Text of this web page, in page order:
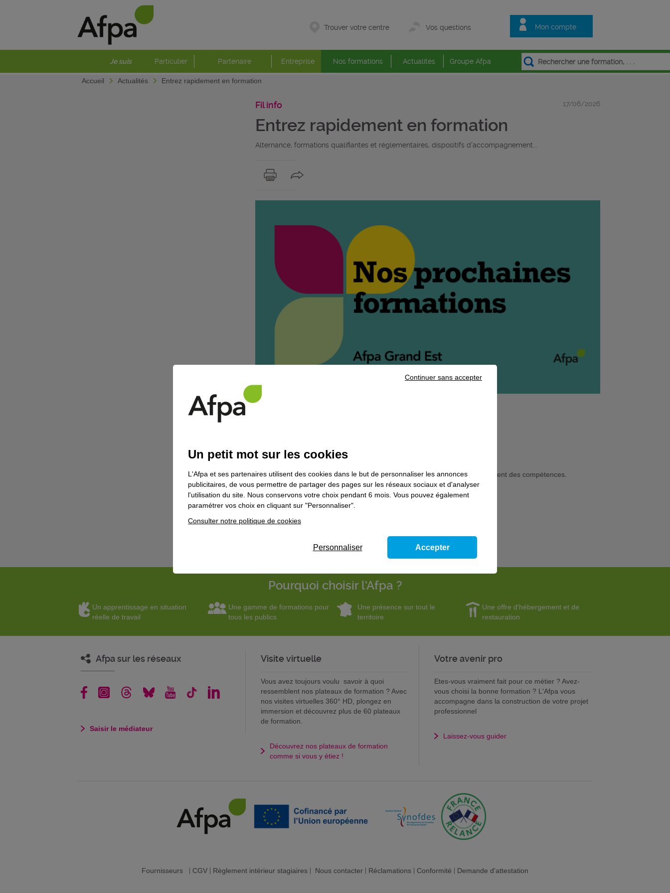
Mon compte
Trouver votre centre Vos questions
Je suis Particulier Partenaire Entreprise Nos formations Actualités Groupe Afpa
Accueil Actualités Entrez rapidement en formation
Fil info 17/06/2026
Entrez rapidement en formation
Alternance, formations qualifiantes et réglementaires, dispositifs d'accompagnement...
nos formation
réglementaires
et nos solutions d'accompagnement
Et avancez dans votre projet d'évolution, de reconversion ou de développement des compétences.
Pourquoi choisir l'Afpa ?
Un apprentissage en situation
réelle de travail
Une gamme de formations pour
tous les publics
Une présence sur tout le
territoire
Une offre d'hébergement et de
restauration
Afpa sur les réseaux
Saisir le médiateur
Visite virtuelle
Vous avez toujours voulu savoir à quoi
ressemblent nos plateaux de formation ? Avec
nos visites virtuelles 360° HD, plongez en
immersion et découvrez plus de 60 plateaux
de formation.
Découvrez nos plateaux de formation
comme si vous y étiez !
Votre avenir pro
Etes-vous vraiment fait pour ce métier ? Avez-
vous choisi la bonne formation ? L'Afpa vous
accompagne dans la construction de votre projet
professionnel
Laissez-vous guider
Fournisseurs CGV Règlement intérieur stagiaires Nous contacter Réclamations Conformité Demande d'attestation
Un petit mot sur les cookies
L'Afpa et ses partenaires utilisent des cookies dans le but de personnaliser les annonces
publicitaires, de vous permettre de partager des pages sur les réseaux sociaux et d'analyser
l'utilisation du site. Nous conservons votre choix pendant 6 mois. Vous pouvez également
paramétrer vos choix en cliquant sur "Personnaliser".
Consulter notre politique de cookies
Continuer sans accepter
Personnaliser Accepter